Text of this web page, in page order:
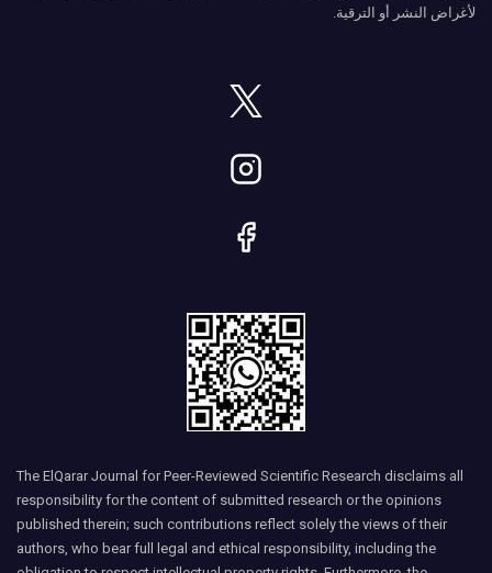
لأغراض النشر أو الترقية.
The ElQarar Journal for Peer-Reviewed Scientific Research disclaims all
responsibility for the content of submitted research or the opinions
published therein; such contributions reflect solely the views of their
authors, who bear full legal and ethical responsibility, including the